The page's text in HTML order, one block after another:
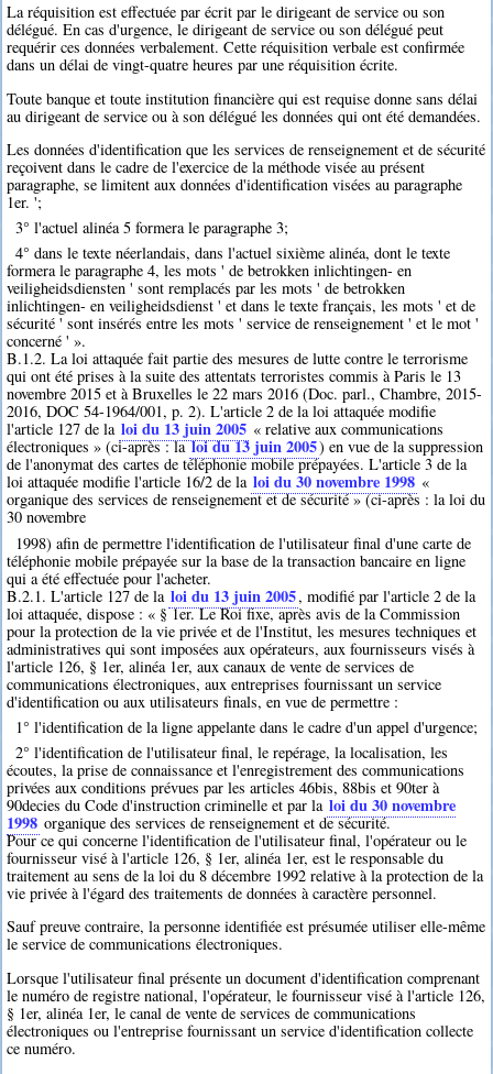
La réquisition est effectuée par écrit par le dirigeant de service ou son
délégué. En cas d'urgence, le dirigeant de service ou son délégué peut
requérir ces données verbalement. Cette réquisition verbale est confirmée
dans un délai de vingt-quatre heures par une réquisition écrite.
Toute banque et toute institution financière qui est requise donne sans délai
au dirigeant de service ou à son délégué les données qui ont été demandées.
Les données d'identification que les services de renseignement et de sécurité
reçoivent dans le cadre de l'exercice de la méthode visée au présent
paragraphe, se limitent aux données d'identification visées au paragraphe
1er. ';
3° l'actuel alinéa 5 formera le paragraphe 3;
4° dans le texte néerlandais, dans l'actuel sixième alinéa, dont le texte
formera le paragraphe 4, les mots ' de betrokken inlichtingen- en
veiligheidsdiensten ' sont remplacés par les mots ' de betrokken
inlichtingen- en veiligheidsdienst ' et dans le texte français, les mots ' et de
sécurité ' sont insérés entre les mots ' service de renseignement ' et le mot '
concerné ' ».
B.1.2. La loi attaquée fait partie des mesures de lutte contre le terrorisme
qui ont été prises à la suite des attentats terroristes commis à Paris le 13
novembre 2015 et à Bruxelles le 22 mars 2016 (Doc. parl., Chambre, 2015-
2016, DOC 54-1964/001, p. 2). L'article 2 de la loi attaquée modifie
l'article 127 de la loi du 13 juin 2005 « relative aux communications
électroniques » (ci-après : laloi du 13 juin 2005) en vue de la suppression
de l'anonymat des cartes de téléphonie mobile prépayées. L'article 3 de la
loi attaquée modifie l'article 16/2 de la loi du 30 novembre 1998 «
organique des services de renseignement et de sécurité » (ci-après : la loi du
30 novembre
1998) afin de permettre l'identification de l'utilisateur final d'une carte de
téléphonie mobile prépayée sur la base de la transaction bancaire en ligne
qui a été effectuée pour l'acheter.
B.2.1. L'article 127 de la loi du 13 juin 2005, modifié par l'article 2 de la
loi attaquée, dispose : « § 1er. Le Roi fixe, après avis de la Commission
pour la protection de la vie privée et de l'Institut, les mesures techniques et
administratives qui sont imposées aux opérateurs, aux fournisseurs visés à
l'article 126, § 1er, alinéa 1er, aux canaux de vente de services de
communications électroniques, aux entreprises fournissant un service
d'identification ou aux utilisateurs finals, en vue de permettre :
1° l'identification de la ligne appelante dans le cadre d'un appel d'urgence;
2° l'identification de l'utilisateur final, le repérage, la localisation, les
écoutes, la prise de connaissance et l'enregistrement des communications
privées aux conditions prévues par les articles 46bis, 88bis et 90ter à
90decies du Code d'instruction criminelle et par la loi du 30 novembre
1998 organique des services de renseignement et de sécurité.
Pour ce qui concerne l'identification de l'utilisateur final, l'opérateur ou le
fournisseur visé à l'article 126, § 1er, alinéa 1er, est le responsable du
traitement au sens de la loi du 8 décembre 1992 relative à la protection de la
vie privée à l'égard des traitements de données à caractère personnel.
Sauf preuve contraire, la personne identifiée est présumée utiliser elle-même
le service de communications électroniques.
Lorsque l'utilisateur final présente un document d'identification comprenant
le numéro de registre national, l'opérateur, le fournisseur visé à l'article 126,
§ 1er, alinéa 1er, le canal de vente de services de communications
électroniques ou l'entreprise fournissant un service d'identification collecte
ce numéro.